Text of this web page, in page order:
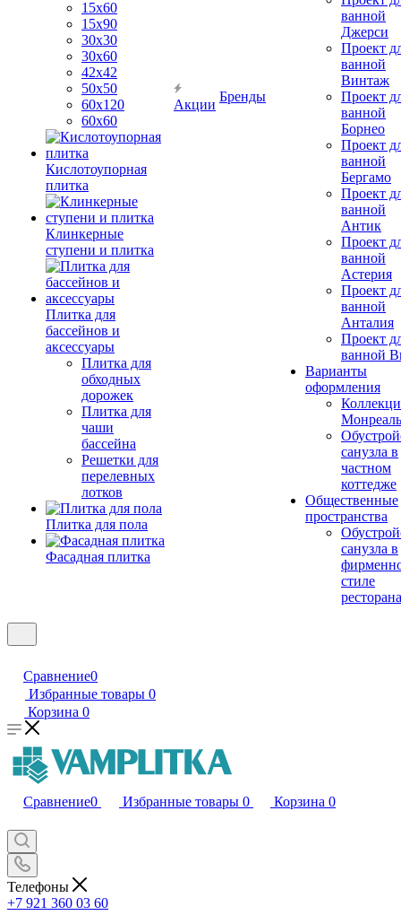
15х60
15x90
30х30
30х60
42х42
50х50
60х120
60х60
Кислотоупорная
плитка
Клинкерные
ступени и плитка
Плитка для
бассейнов и
аксессуары
Плитка для
обходных
дорожек
Плитка для
чаши
бассейна
Решетки для
перелевных
лотков
Плитка для пола
Фасадная плитка
Акции
Бренды
ванной
Джерси
Проект
ванной
Винтаж
Проект
ванной
Борнео
Проект
ванной
Бергамо
Проект
ванной
Антик
Проект
ванной
Астерия
Проект
ванной
Анталия
Проект
ванной
Варианты
оформления
Монреаль
санузла в
частном
коттедже
Общественные
пространства
санузла в
стиле
ресторана
Сравнение0
Избранные товары 0
Корзина 0
Сравнение0 Избранные товары 0 Корзина 0
Телефоны
+7 921 360 03 60